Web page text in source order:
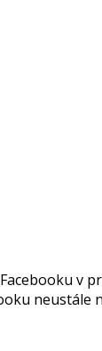
neustále